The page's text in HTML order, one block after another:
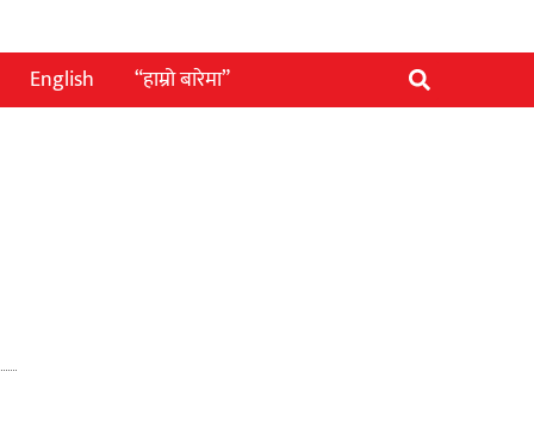
English “हाम्रो बारेमा”